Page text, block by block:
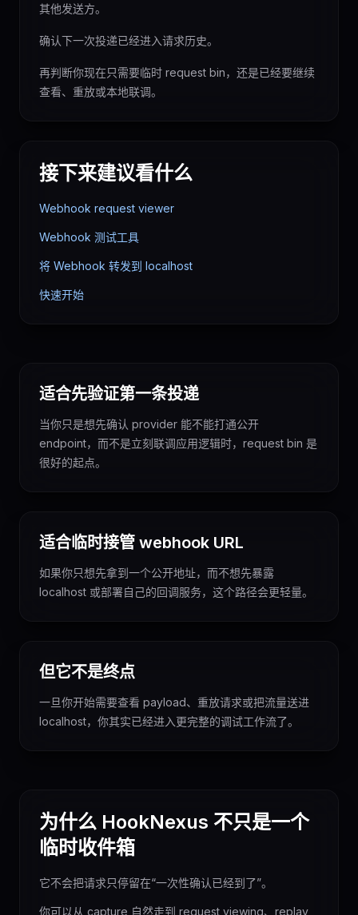
其他发送方。
确认下一次投递已经进入请求历史。
再判断你现在只需要临时 request bin，还是已经要继续
查看、重放或本地联调。
接下来建议看什么
Webhook request viewer
Webhook 测试工具
将 Webhook 转发到 localhost
快速开始
适合先验证第一条投递
当你只是想先确认 provider 能不能打通公开
endpoint，而不是立刻联调应用逻辑时，request bin 是
很好的起点。
适合临时接管 webhook URL
如果你只想先拿到一个公开地址，而不想先暴露
localhost 或部署自己的回调服务，这个路径会更轻量。
但它不是终点
一旦你开始需要查看 payload、重放请求或把流量送进
localhost，你其实已经进入更完整的调试工作流了。
为什么 HookNexus 不只是一个
临时收件箱
它不会把请求只停留在“一次性确认已经到了”。
你可以从 capture 自然走到 request viewing、replay